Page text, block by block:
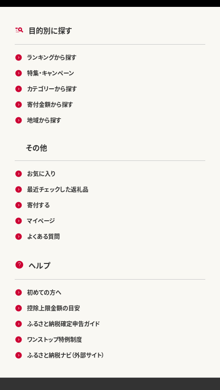
目的別に探す
ランキングから探す
特集・キャンペーン
カテゴリーから探す
寄付金額から探す
地域から探す
その他
お気に入り
最近チェックした返礼品
寄付する
マイページ
よくある質問
ヘルプ
初めての方へ
控除上限金額の目安
ふるさと納税確定申告ガイド
ワンストップ特例制度
ふるさと納税ナビ（外部サイト）